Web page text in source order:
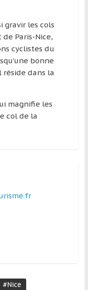
gravir les cols
Paris-Nice,
cyclistes du
bonne
dans la
magnifie les
col de la
#Nice